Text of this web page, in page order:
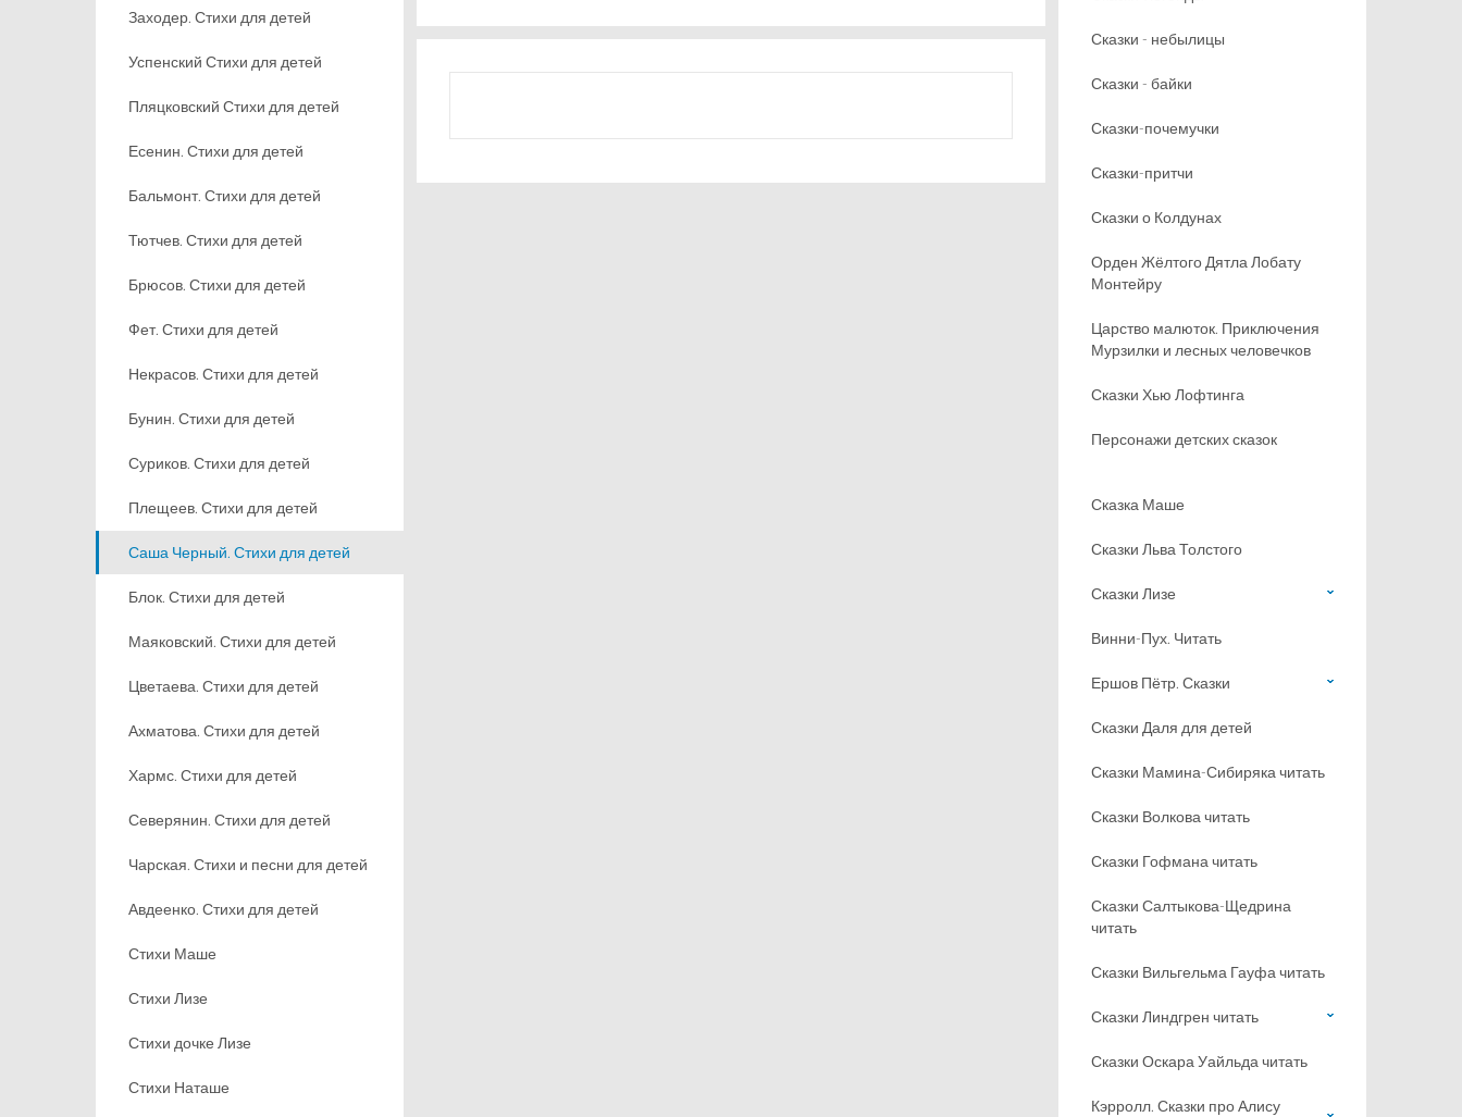
Заходер. Стихи для детей
Успенский Стихи для детей
Пляцковский Стихи для детей
Есенин. Стихи для детей
Бальмонт. Стихи для детей
Тютчев. Стихи для детей
Брюсов. Стихи для детей
Фет. Стихи для детей
Некрасов. Стихи для детей
Бунин. Стихи для детей
Суриков. Стихи для детей
Плещеев. Стихи для детей
Саша Черный. Стихи для детей
Блок. Стихи для детей
Маяковский. Стихи для детей
Цветаева. Стихи для детей
Ахматова. Стихи для детей
Хармс. Стихи для детей
Северянин. Стихи для детей
Чарская. Стихи и песни для детей
Авдеенко. Стихи для детей
Стихи Маше
Стихи Лизе
Стихи дочке Лизе
Стихи Наташе
Сказки - небылицы
Сказки - байки
Сказки-почемучки
Сказки-притчи
Сказки о Колдунах
Орден Жёлтого Дятла Лобату
Монтейру
Царство малюток. Приключения
Мурзилки и лесных человечков
Сказки Хью Лофтинга
Персонажи детских сказок
Сказка Маше
Сказки Льва Толстого
Сказки Лизе
Винни-Пух. Читать
Ершов Пётр. Сказки
Сказки Даля для детей
Сказки Мамина-Сибиряка читать
Сказки Волкова читать
Сказки Гофмана читать
Сказки Салтыкова-Щедрина
читать
Сказки Вильгельма Гауфа читать
Сказки Линдгрен читать
Сказки Оскара Уайльда читать
Кэрролл. Сказки про Алису